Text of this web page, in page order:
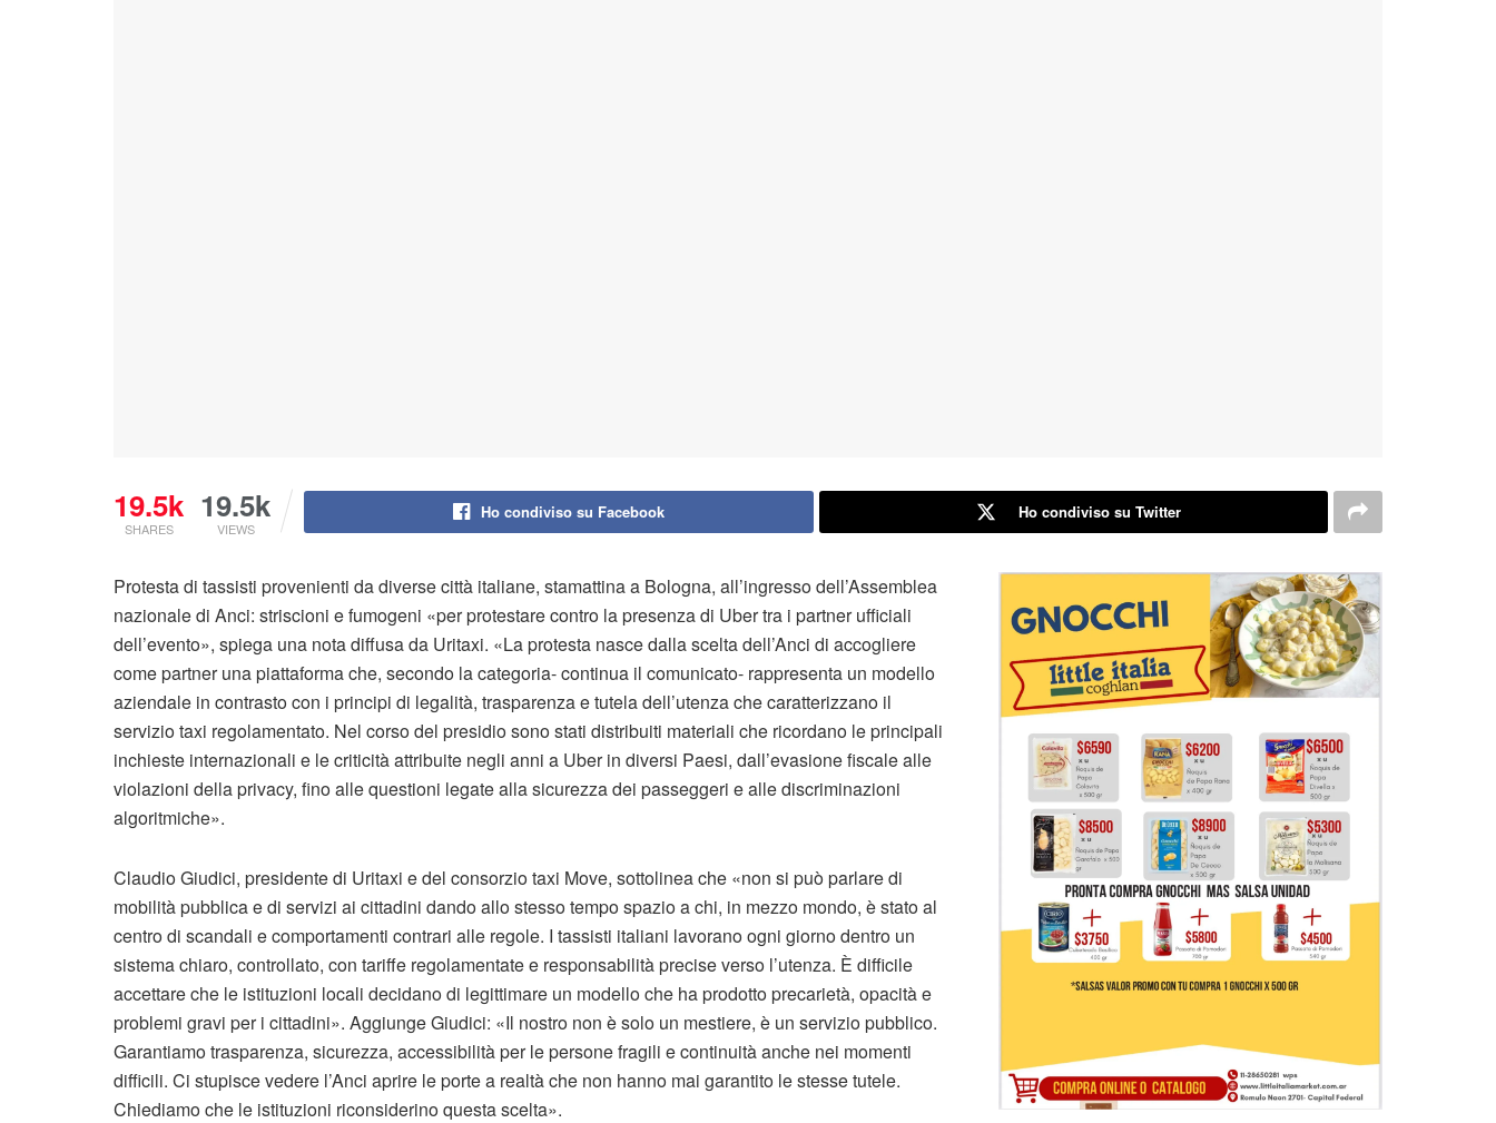
19.5k
SHARES
19.5k
VIEWS
Ho condiviso su Facebook Ho condiviso su Twitter
Protesta di tassisti provenienti da diverse città italiane, stamattina a Bologna, all’ingresso dell’Assemblea
nazionale di Anci: striscioni e fumogeni «per protestare contro la presenza di Uber tra i partner ufficiali
dell’evento», spiega una nota diffusa da Uritaxi. «La protesta nasce dalla scelta dell’Anci di accogliere
come partner una piattaforma che, secondo la categoria- continua il comunicato- rappresenta un modello
aziendale in contrasto con i principi di legalità, trasparenza e tutela dell’utenza che caratterizzano il
servizio taxi regolamentato. Nel corso del presidio sono stati distribuiti materiali che ricordano le principali
inchieste internazionali e le criticità attribuite negli anni a Uber in diversi Paesi, dall’evasione fiscale alle
violazioni della privacy, fino alle questioni legate alla sicurezza dei passeggeri e alle discriminazioni
algoritmiche».
Claudio Giudici, presidente di Uritaxi e del consorzio taxi Move, sottolinea che «non si può parlare di
mobilità pubblica e di servizi ai cittadini dando allo stesso tempo spazio a chi, in mezzo mondo, è stato al
centro di scandali e comportamenti contrari alle regole. I tassisti italiani lavorano ogni giorno dentro un
sistema chiaro, controllato, con tariffe regolamentate e responsabilità precise verso l’utenza. È difficile
accettare che le istituzioni locali decidano di legittimare un modello che ha prodotto precarietà, opacità e
problemi gravi per i cittadini». Aggiunge Giudici: «Il nostro non è solo un mestiere, è un servizio pubblico.
Garantiamo trasparenza, sicurezza, accessibilità per le persone fragili e continuità anche nei momenti
difficili. Ci stupisce vedere l’Anci aprire le porte a realtà che non hanno mai garantito le stesse tutele.
Chiediamo che le istituzioni riconsiderino questa scelta».